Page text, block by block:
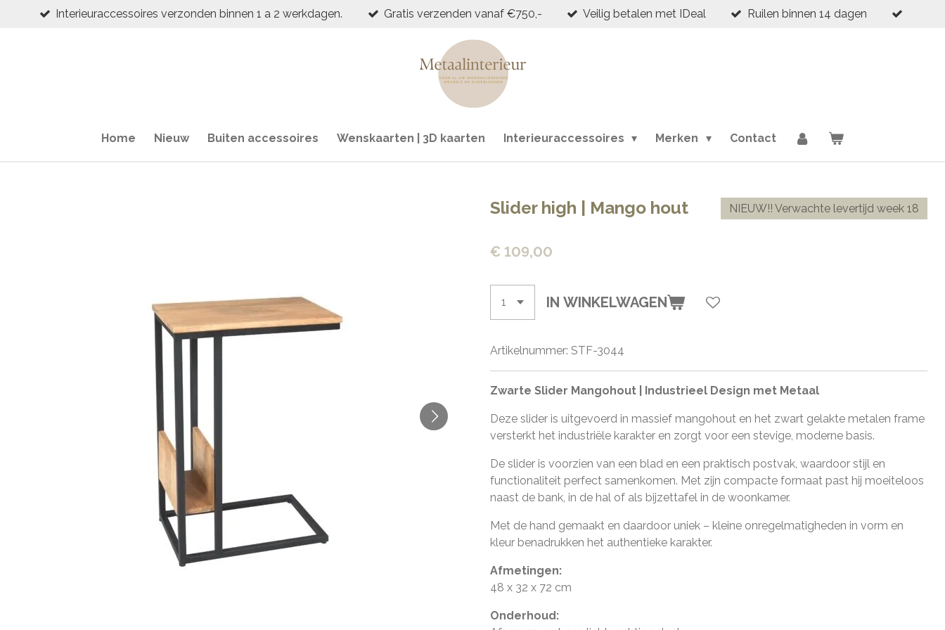
Interieuraccessoires verzonden binnen 1 a 2 werkdagen. Gratis verzenden vanaf €750,- Veilig betalen met IDeal Ruilen binnen 14 dagen
Home Nieuw Buiten accessoires Wenskaarten | 3D kaarten Interieuraccessoires Merken Contact
Slider high | Mango hout NIEUW!! Verwachte levertijd week 18
€ 109,00
IN WINKELWAGEN
Artikelnummer: STF-3044
Zwarte Slider Mangohout | Industrieel Design met Metaal
Deze slider is uitgevoerd in massief mangohout en het zwart gelakte metalen frame
versterkt het industriële karakter en zorgt voor een stevige, moderne basis.
De slider is voorzien van een blad en een praktisch postvak, waardoor stijl en
functionaliteit perfect samenkomen. Met zijn compacte formaat past hij moeiteloos
naast de bank, in de hal of als bijzettafel in de woonkamer.
Met de hand gemaakt en daardoor uniek – kleine onregelmatigheden in vorm en
kleur benadrukken het authentieke karakter.
Afmetingen:
48 x 32 x 72 cm
Onderhoud: